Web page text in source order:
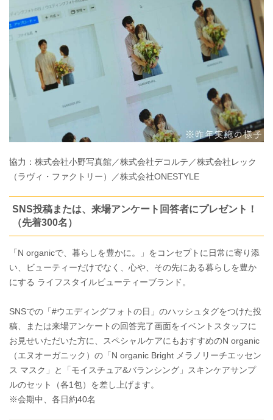
協力：株式会社小野写真館／株式会社デコルテ／株式会社レック
（ラヴィ・ファクトリー）／株式会社ONESTYLE
SNS投稿または、来場アンケート回答者にプレゼント！
（先着300名）
「N organicで、暮らしを豊かに。」をコンセプトに日常に寄り添
い、ビューティーだけでなく、心や、その先にある暮らしを豊か
にする ライフスタイルビューティーブランド。
SNSでの「#ウエディングフォトの日」のハッシュタグをつけた投
稿、または来場アンケートの回答完了画面をイベントスタッフに
お見せいただいた方に、スペシャルケアにもおすすめのN organic
（エヌオーガニック）の「N organic Bright メラノリーチエッセン
ス マスク」と「モイスチュア&バランシング」スキンケアサンプ
ルのセット（各1包）を差し上げます。
※会期中、各日約40名